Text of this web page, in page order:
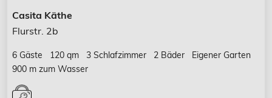
Casita Käthe
Flurstr. 2b
6 Gäste 120 qm 3 Schlafzimmer 2 Bäder
Eigener Garten
900 m zum Wasser